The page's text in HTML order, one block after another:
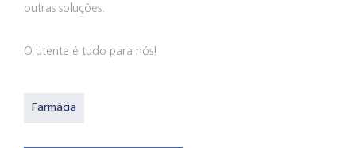
outras soluções.
O utente é tudo para nós!
Farmácia